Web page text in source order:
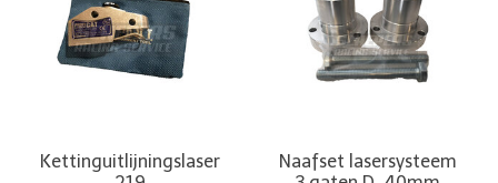
Kettinguitlijningslaser
Naafset lasersysteem